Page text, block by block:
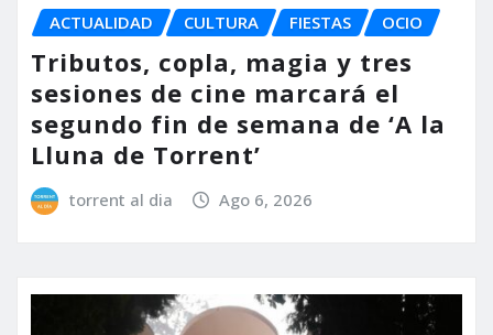
ACTUALIDAD CULTURA FIESTAS OCIO
Tributos, copla, magia y tres
sesiones de cine marcará el
segundo fin de semana de ‘A la
Lluna de Torrent’
torrent al dia Ago 6, 2026